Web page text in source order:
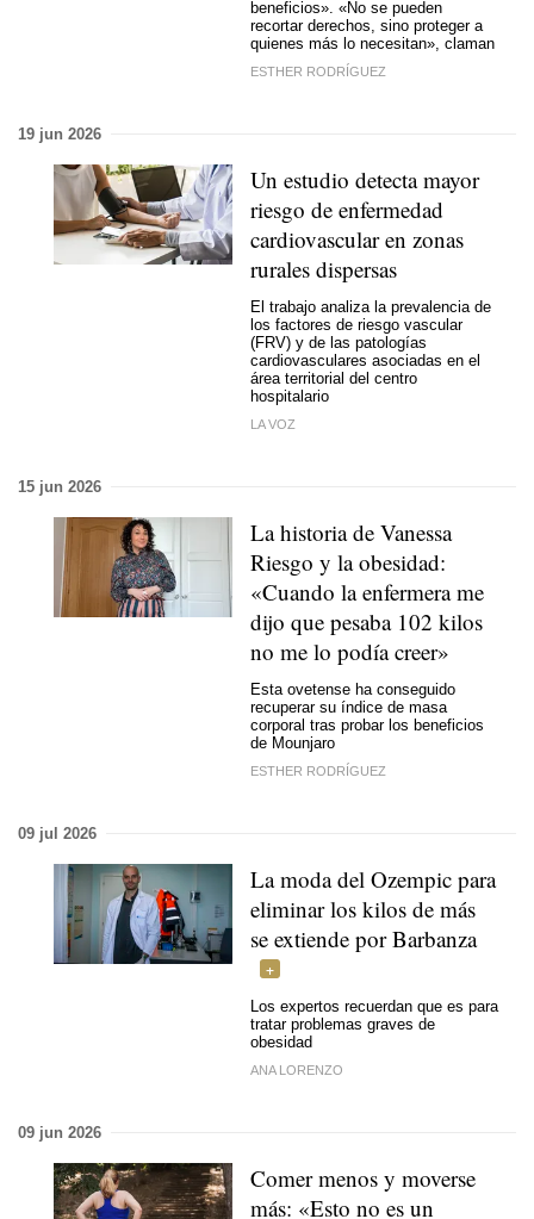
beneficios». «No se pueden
recortar derechos, sino proteger a
quienes más lo necesitan», claman
ESTHER RODRÍGUEZ
19 jun 2026
Un estudio detecta mayor
riesgo de enfermedad
cardiovascular en zonas
rurales dispersas
El trabajo analiza la prevalencia de
los factores de riesgo vascular
(FRV) y de las patologías
cardiovasculares asociadas en el
área territorial del centro
hospitalario
LA VOZ
15 jun 2026
La historia de Vanessa
Riesgo y la obesidad:
«Cuando la enfermera me
dijo que pesaba 102 kilos
no me lo podía creer»
Esta ovetense ha conseguido
recuperar su índice de masa
corporal tras probar los beneficios
de Mounjaro
ESTHER RODRÍGUEZ
09 jul 2026
La moda del Ozempic para
eliminar los kilos de más
se extiende por Barbanza
Los expertos recuerdan que es para
tratar problemas graves de
obesidad
ANA LORENZO
09 jun 2026
Comer menos y moverse
más: «Esto no es un